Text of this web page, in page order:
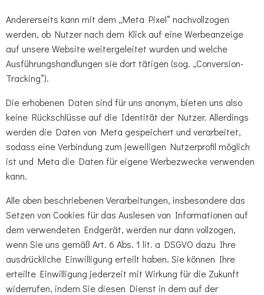
Andererseits kann mit dem „Meta Pixel“ nachvollzogen
werden, ob Nutzer nach dem Klick auf eine Werbeanzeige
auf unsere Website weitergeleitet wurden und welche
Ausführungshandlungen sie dort tätigen (sog. „Conversion-
Tracking“).
Die erhobenen Daten sind für uns anonym, bieten uns also
keine Rückschlüsse auf die Identität der Nutzer. Allerdings
werden die Daten von Meta gespeichert und verarbeitet,
sodass eine Verbindung zum jeweiligen Nutzerprofil möglich
ist und Meta die Daten für eigene Werbezwecke verwenden
kann.
Alle oben beschriebenen Verarbeitungen, insbesondere das
Setzen von Cookies für das Auslesen von Informationen auf
dem verwendeten Endgerät, werden nur dann vollzogen,
wenn Sie uns gemäß Art. 6 Abs. 1 lit. a DSGVO dazu Ihre
ausdrückliche Einwilligung erteilt haben. Sie können Ihre
erteilte Einwilligung jederzeit mit Wirkung für die Zukunft
widerrufen, indem Sie diesen Dienst in dem auf der